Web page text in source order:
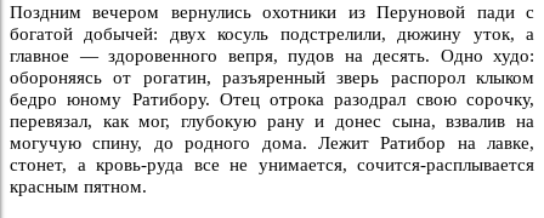
Поздним вечером вернулись охотники из Перуновой пади с
богатой добычей: двух косуль подстрелили, дюжину уток, а
главное — здоровенного вепря, пудов на десять. Одно худо:
обороняясь от рогатин, разъяренный зверь распорол клыком
бедро юному Ратибору. Отец отрока разодрал свою сорочку,
перевязал, как мог, глубокую рану и донес сына, взвалив на
могучую спину, до родного дома. Лежит Ратибор на лавке,
стонет, а кровь-руда все не унимается, сочится-расплывается
красным пятном.